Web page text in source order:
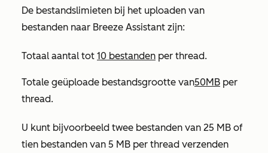
De bestandslimieten bij het uploaden van
bestanden naar Breeze Assistant zijn:
Totaal aantal tot 10 bestanden per thread.
Totale geüploade bestandsgrootte van50MB per
thread.
U kunt bijvoorbeeld twee bestanden van 25 MB of
tien bestanden van 5 MB per thread verzenden